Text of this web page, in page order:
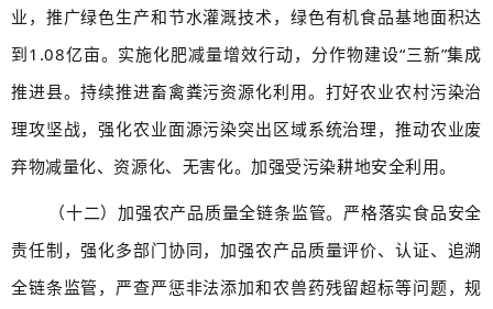
业，推广绿色生产和节水灌溉技术，绿色有机食品基地面积达
到1.08亿亩。实施化肥减量增效行动，分作物建设“三新”集成
推进县。持续推进畜禽粪污资源化利用。打好农业农村污染治
理攻坚战，强化农业面源污染突出区域系统治理，推动农业废
弃物减量化、资源化、无害化。加强受污染耕地安全利用。
（十二）加强农产品质量全链条监管。严格落实食品安全
责任制，强化多部门协同，加强农产品质量评价、认证、追溯
全链条监管，严查严惩非法添加和农兽药残留超标等问题，规